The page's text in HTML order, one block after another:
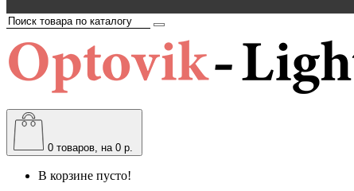
0 товаров, на 0 р.
В корзине пусто!